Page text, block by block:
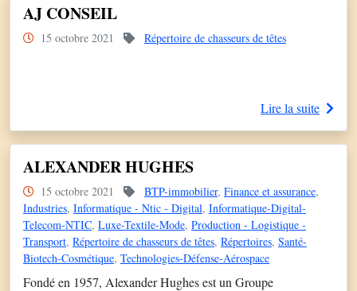
:
AJ CONSEIL
15 octobre 2021 Répertoire de chasseurs de têtes
Lire la suite
ALEXANDER HUGHES
15 octobre 2021 BTP-immobilier, Finance et assurance,
Industries, Informatique - Ntic - Digital, Informatique-Digital-
Telecom-NTIC, Luxe-Textile-Mode, Production - Logistique -
Transport, Répertoire de chasseurs de têtes, Répertoires, Santé-
Biotech-Cosmétique, Technologies-Défense-Aérospace
Fondé en 1957, Alexander Hughes est un Groupe